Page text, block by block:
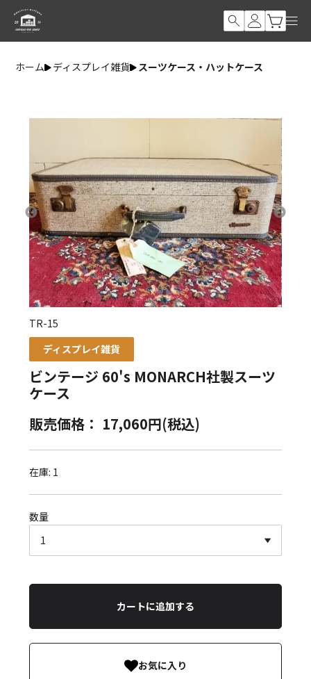
ホーム ディスプレイ雑貨 スーツケース・ハットケース
TR-15
ディスプレイ雑貨
ビンテージ 60's MONARCH社製スーツ
ケース
販売価格： 17,060円(税込)
在庫: 1
数量
カートに追加する
お気に入り